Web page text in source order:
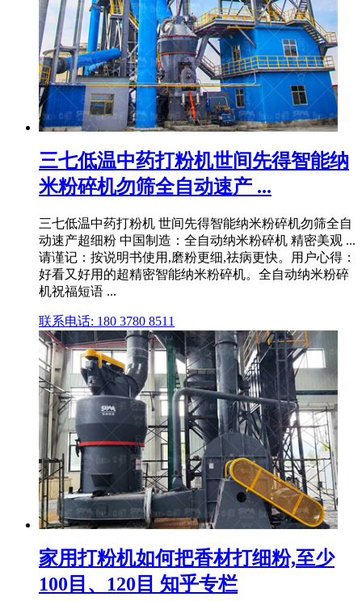
三七低温中药打粉机世间先得智能纳
米粉碎机勿筛全自动速产 ...
三七低温中药打粉机 世间先得智能纳米粉碎机勿筛全自
动速产超细粉 中国制造：全自动纳米粉碎机 精密美观 ...
请谨记：按说明书使用,磨粉更细,祛病更快。用户心得：
好看又好用的超精密智能纳米粉碎机。全自动纳米粉碎
机祝福短语 ...
联系电话: 180 3780 8511
家用打粉机如何把香材打细粉,至少
100目、120目 知乎专栏